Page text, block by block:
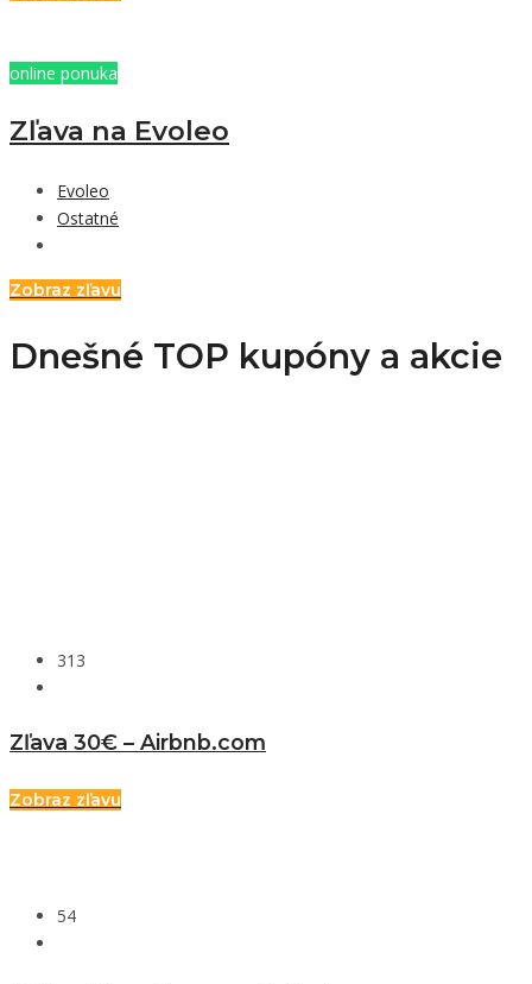
online ponuka
Zľava na Evoleo
Evoleo
Ostatné
Zobraz zľavu
Dnešné TOP kupóny a akcie
313
Zľava 30€ – Airbnb.com
Zobraz zľavu
54